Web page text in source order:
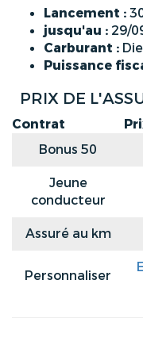
Lancement :
jusqu'au : 29/
Carburant :
Puissance
PRIX DE
Contrat
Bonus 50
Jeune
conducteur
Assuré au km
Personnaliser